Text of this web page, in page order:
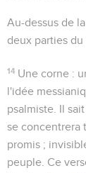
Au-dessus de
deux parties du
14 Une corne :
l'idée
psalmiste. Il
se concentrera
promis ;
peuple. Ce